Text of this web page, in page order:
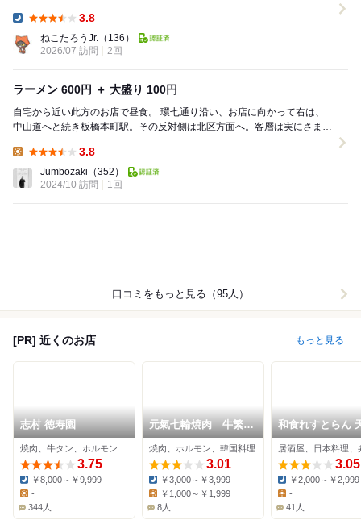
3.8
ねこたろうJr. （136）
2026/07 訪問
2回
ラーメン 600円 ＋ 大盛り 100円
自宅から近い此方のお店で昼食。 環七通り沿い、お店に向かって右は、
中山道へと続き板橋本町駅。その反対側は北区方面へ。客層は実にさまざ
3.8
Jumbozaki （352）
2024/10 訪問
1回
口コミをもっと見る（95人）
[PR] 近くのお店 もっと見る
志村 徳寿園
焼肉、牛タン、ホルモン
3.75
Dinner:
￥8,000～￥9,999
-
344人
元氣七輪焼肉 牛繁
板橋仲宿店
焼肉、ホルモン、韓国料理
3.01
Dinner:
￥3,000～￥3,999
Lunch:
￥1,000～￥1,999
8人
和食れすとらん
西台駅前店
居酒屋、日本料理、
3.05
Dinner:
￥2,000～￥2,999
Lunch:
-
41人